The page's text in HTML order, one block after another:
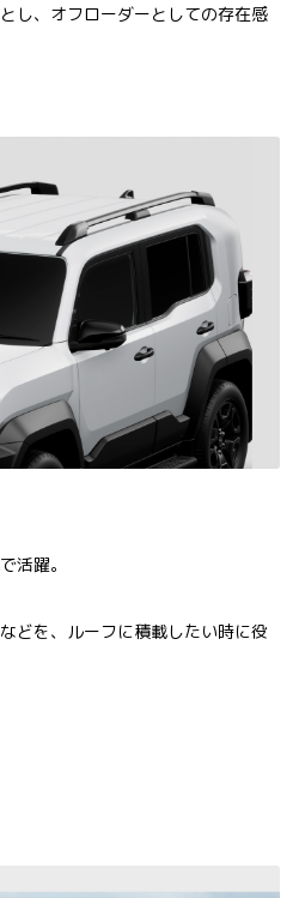
し、オフローダーとしての存在感
活躍。
どを、ルーフに積載したい時に役